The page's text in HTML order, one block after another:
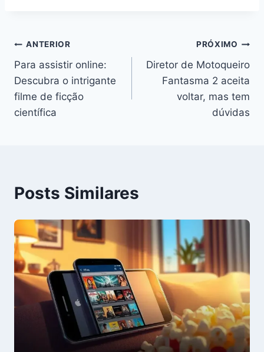
Navegação
de
Post
ANTERIOR
Para assistir online:
Descubra o intrigante
filme de ficção
científica
PRÓXIMO
Diretor de Motoqueiro
Fantasma 2 aceita
voltar, mas tem
dúvidas
Posts Similares